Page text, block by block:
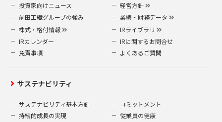
投資家向けニュース
経営方針
前田工繊グループの強み
業績・財務データ
株式・格付情報
IRライブラリ
IRカレンダー
IRに関するお問合せ
免責事項
よくあるご質問
サステナビリティ
サステナビリティ基本方針
コミットメント
持続的成長の実現
従業員の健康